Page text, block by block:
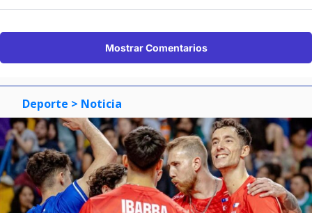
Mostrar Comentarios
Deporte > Noticia